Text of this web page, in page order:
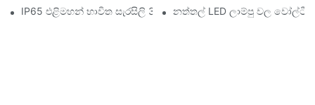
IP65 එළිමහන් භාවිත සැරසිලි 3D 2d නත්තල් ගස් ද්‍රව්‍ය LED
නත්තල් LED ලාම්පු වල